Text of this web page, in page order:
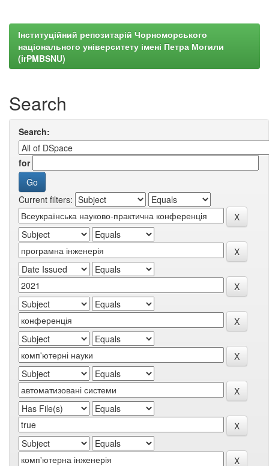
Інституційний репозитарій Чорноморського
національного університету імені Петра Могили
(irPMBSNU)
Search
Search:
for
Current filters: